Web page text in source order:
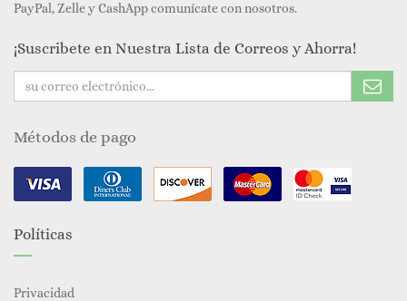
PayPal, Zelle y CashApp comunícate con nosotros.
¡Suscribete en Nuestra Lista de Correos y Ahorra!
Métodos de pago
Políticas
Privacidad